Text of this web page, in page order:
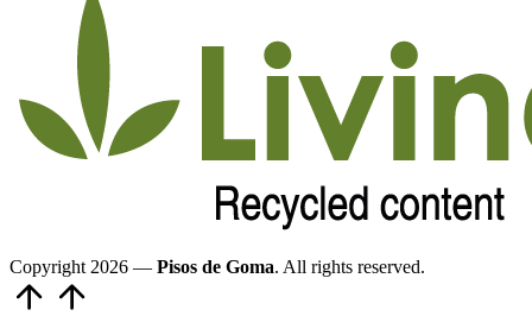
Copyright 2026 — Pisos de Goma. All rights reserved.